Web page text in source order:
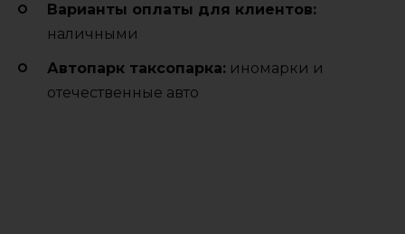
Варианты оплаты для клиентов:
наличными
Автопарк таксопарка: иномарки и
отечественные авто